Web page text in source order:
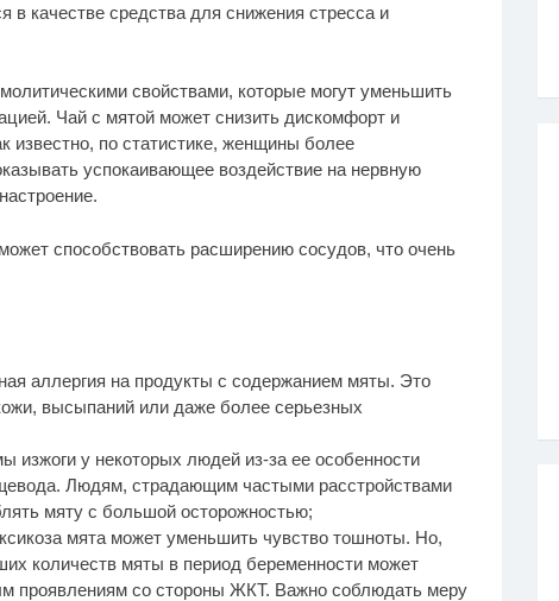
в качестве средства для снижения стресса и
свойствами, которые могут уменьшить
Чай с мятой может снизить дискомфорт и
известно, по статистике, женщины более
успокаивающее воздействие на нервную
способствовать расширению сосудов, что очень
аллергия на продукты с содержанием мяты. Это
высыпаний или даже более серьезных
изжоги у некоторых людей из-за ее особенности
Людям, страдающим частыми расстройствами
мяту с большой осторожностью;
мята может уменьшить чувство тошноты. Но,
количеств мяты в период беременности может
проявлениям со стороны ЖКТ. Важно соблюдать меру